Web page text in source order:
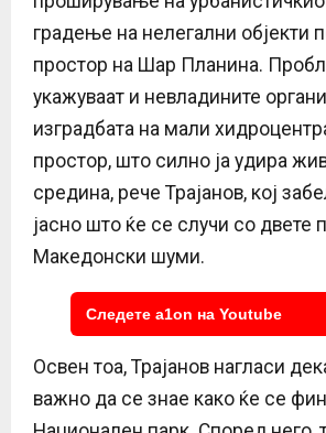
градење на нелегални објекти
простор на Шар Планина.
укажуваат и невладините
изградбата на мали
простор, што силно ја удира
средина, рече Трајанов, кој
јасно што ќе се случи со двете
Македонски шуми.
Следете a1on на Youtube
Освен тоа, Трајанов нагласи
важно да се знае како ќе се